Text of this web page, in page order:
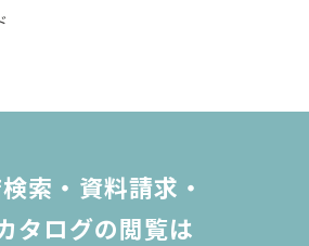
索・資料請求・
タログの閲覧は